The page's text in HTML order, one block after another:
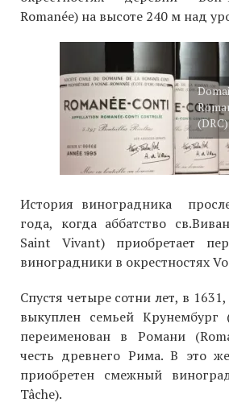
Romanée) на высоте 240 м над
(DRC)
История виноградника
года, когда аббатство
Saint Vivant) приобретает
виноградники в окрестностях
Спустя четыре сотни лет, в
выкуплен семьей Крунембург
переименован в Романи
честь древнего Рима. В это
приобретен смежный
Tâche).